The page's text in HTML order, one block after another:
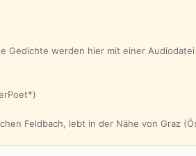
Gedichte werden hier mit einer
Feldbach, lebt in der Nähe von Graz